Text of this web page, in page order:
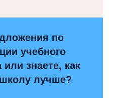
по
учебного
или знаете, как
лучше?